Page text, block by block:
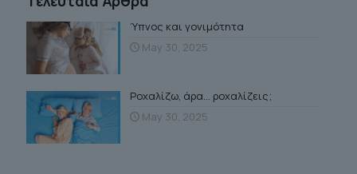
Ύπνος και γονιμότητα
May 30, 2025
Ροχαλίζω, άρα… ροχαλίζεις;
May 30, 2025